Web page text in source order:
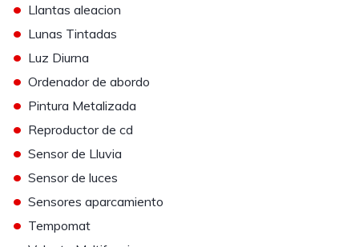
• Llantas aleacion
• Lunas Tintadas
• Luz Diurna
• Ordenador de abordo
• Pintura Metalizada
• Reproductor de cd
• Sensor de Lluvia
• Sensor de luces
• Sensores aparcamiento
• Tempomat